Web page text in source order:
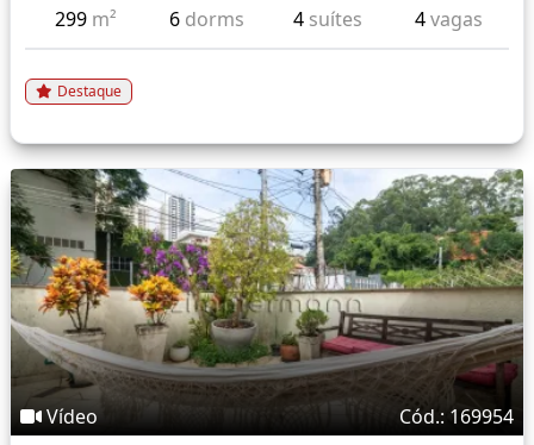
299 m² 6 dorms 4 suítes 4vagas
Destaque
Vídeo Cód.: 169954